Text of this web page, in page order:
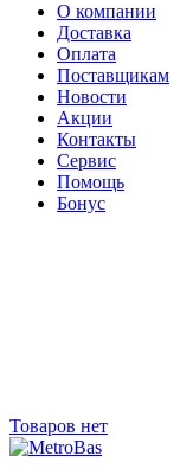
О компании
Доставка
Оплата
Поставщикам
Новости
Акции
Контакты
Сервис
Помощь
Бонус
Товаров нет